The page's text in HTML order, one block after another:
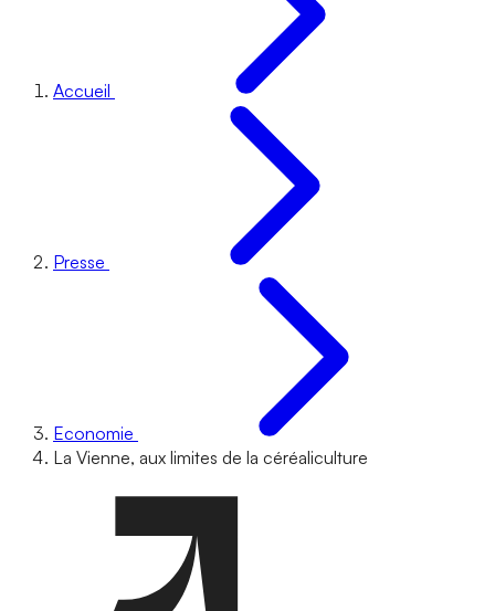
Accueil
Presse
Economie
La Vienne, aux limites de la céréaliculture